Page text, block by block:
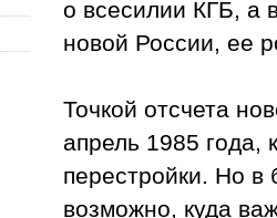
о всесилии КГБ, а
новой России, ее
Точкой отсчета
апрель 1985 года,
перестройки. Но в
возможно, куда